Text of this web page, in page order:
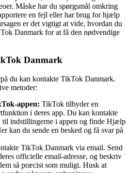
Måske har du spørgsmål omkring
en fejl eller har brug for hjælp
er det vigtigt at vide, hvordan du
Danmark for at få den nødvendige
Danmark
du kan kontakte TikTok Danmark.
metoder:
appen: TikTok tilbyder en
i deres app. Du kan kontakte
til indstillingerne i appen og finde Hjælp
kan du sende en besked og få svar på
TikTok Danmark via email. Send
officielle email-adresse, og beskriv
så præcist som muligt. Husk at